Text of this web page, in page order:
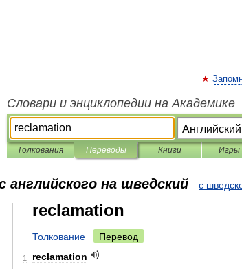
Словари и энциклопедии на Академике
Толкования Переводы Книги Игры
английского на шведский с
reclamation
Толкование Перевод
1
reclamation